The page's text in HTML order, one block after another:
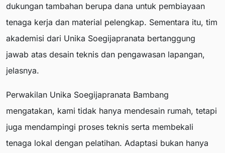
dukungan tambahan berupa dana untuk pembiayaan
tenaga kerja dan material pelengkap. Sementara itu, tim
akademisi dari Unika Soegijapranata bertanggung
jawab atas desain teknis dan pengawasan lapangan,
jelasnya.
Perwakilan Unika Soegijapranata Bambang
mengatakan, kami tidak hanya mendesain rumah, tetapi
juga mendampingi proses teknis serta membekali
tenaga lokal dengan pelatihan. Adaptasi bukan hanya